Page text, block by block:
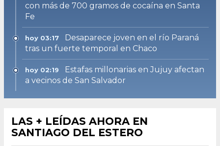
con más de 700 gramos de cocaína en Santa
Fe
hoy 03:17
Desaparece joven en el río Paraná
tras un fuerte temporal en Chaco
hoy 02:19
Estafas millonarias en Jujuy afectan
a vecinos de San Salvador
LAS + LEÍDAS AHORA EN
SANTIAGO DEL ESTERO